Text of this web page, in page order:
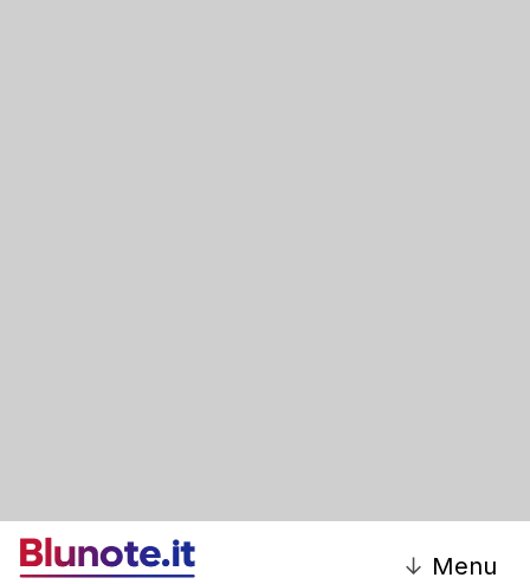
↓ Menu